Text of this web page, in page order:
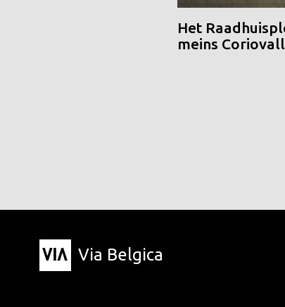
Het
meins
Via Belgica